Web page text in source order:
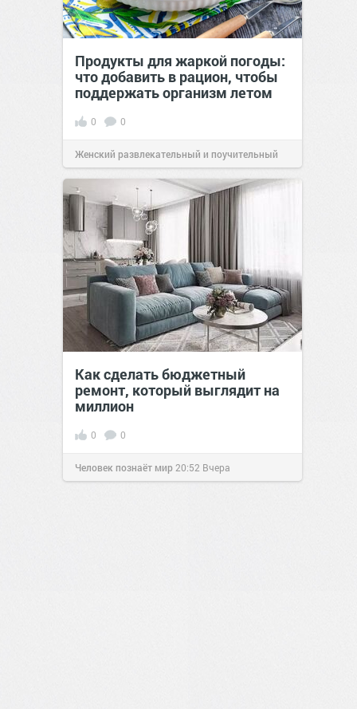
Продукты для жаркой погоды:
что добавить в рацион, чтобы
поддержать организм летом
0 0
Женский развлекательный и поучительный
сайт.21:26
Как сделать бюджетный
ремонт, который выглядит на
миллион
0 0
Человек познаёт мир 20:52 Вчера